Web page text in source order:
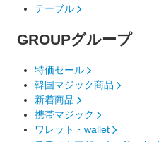
テーブル
GROUPグループ
特価セール
韓国マジック商品
新着商品
携帯マジック
ワレット・wallet